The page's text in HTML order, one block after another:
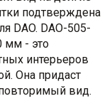
подтверждена
DAO. DAO-505-
мм - это
интерьеров
Она придаст
вид.